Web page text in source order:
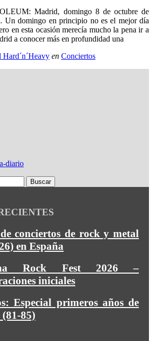
Madrid, domingo 8 de octubre de
Un domingo en principio no es el mejor día
en esta ocasión merecía mucho la pena ir a
a conocer más en profundidad una
Hard´n´Heavy en Conciertos
conciertos de rock y metal
en España
Rock Fest 2026 –
iniciales
Especial primeros años de
(81-85)